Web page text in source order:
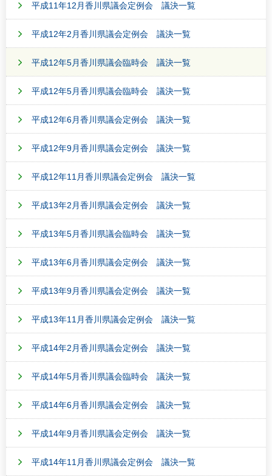
平成11年12月香川県議会定例会 議決一覧
平成12年2月香川県議会定例会 議決一覧
平成12年5月香川県議会臨時会 議決一覧
平成12年5月香川県議会臨時会 議決一覧
平成12年6月香川県議会定例会 議決一覧
平成12年9月香川県議会定例会 議決一覧
平成12年11月香川県議会定例会 議決一覧
平成13年2月香川県議会定例会 議決一覧
平成13年5月香川県議会臨時会 議決一覧
平成13年6月香川県議会定例会 議決一覧
平成13年9月香川県議会定例会 議決一覧
平成13年11月香川県議会定例会 議決一覧
平成14年2月香川県議会定例会 議決一覧
平成14年5月香川県議会臨時会 議決一覧
平成14年6月香川県議会定例会 議決一覧
平成14年9月香川県議会定例会 議決一覧
平成14年11月香川県議会定例会 議決一覧